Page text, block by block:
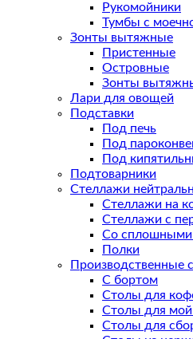
Рукомойники
Тумбы с
Зонты вытяжные
Пристенные
Островные
Зонты
Лари для овощей
Подставки
Под печь
Под
Под
Подтоварники
Стеллажи
Стеллажи на
Стеллажи с
Со сплошными
Полки
Производственные
С бортом
Столы для
Столы для
Столы для